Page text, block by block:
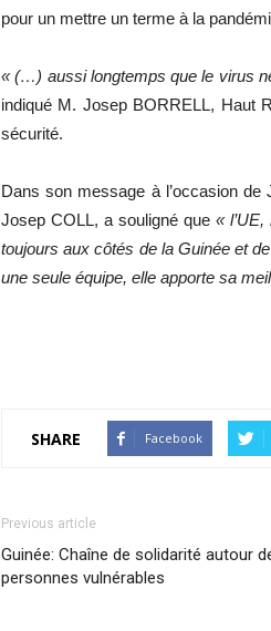
pour un mettre un terme à la
« (…) aussi longtemps que le virus
indiqué M. Josep BORRELL, Haut
sécurité.
Dans son message à l’occasion de
Josep COLL, a souligné que «
toujours aux côtés de la Guinée et
une seule équipe, elle apporte sa
SHARE Facebook
Previous article
Guinée: Chaîne de solidarité autour
personnes vulnérables